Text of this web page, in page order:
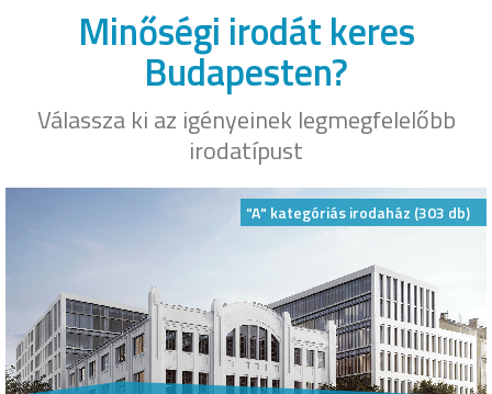
Minőségi irodát keres
Budapesten?
Válassza ki az igényeinek legmegfelelőbb
irodatípust
"A" kategóriás irodaház (303 db)